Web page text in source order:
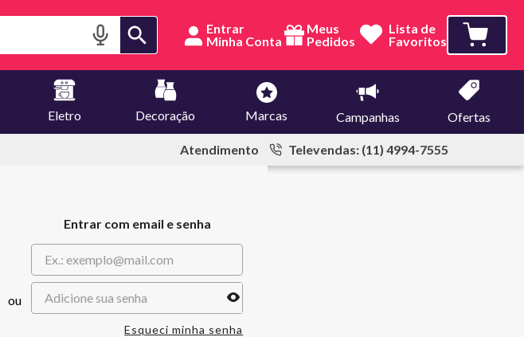
Entrar
Meus
Pedidos
Lista de
Favoritos
Eletro Decoração Marcas Campanhas Ofertas
Atendimento Televendas: (11) 4994-7555
Entrar com email e senha
Esqueci minha senha